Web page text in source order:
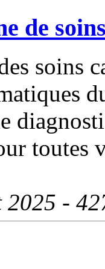
de
soins
toutes
-